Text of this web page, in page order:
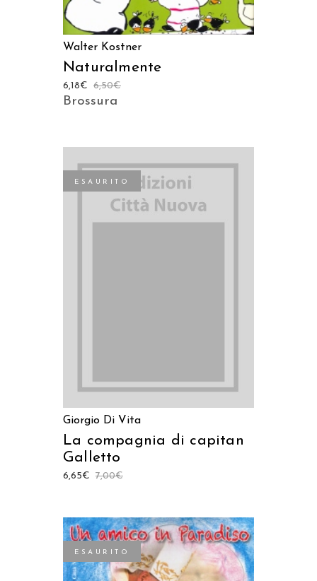
Walter Kostner
Naturalmente
6,50€
6,18€
Brossura
ESAURITO
Giorgio Di Vita
La compagnia di capitan
Galletto
7,00€
6,65€
ESAURITO